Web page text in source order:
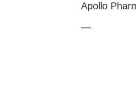
Apollo
—